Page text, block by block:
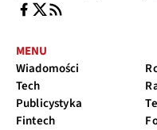
MENU
Wiadomości
Tech
Publicystyka
Fintech